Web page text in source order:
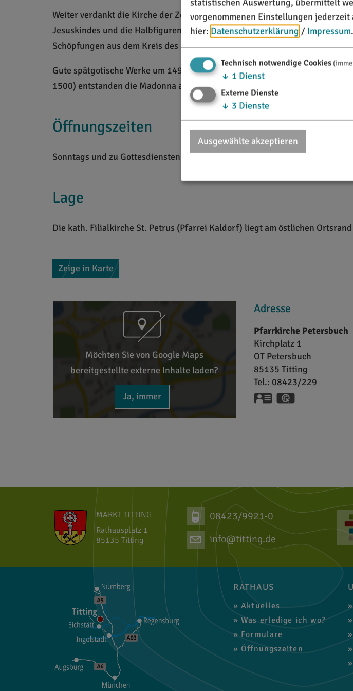
Weiter verdankt die Kirche der Zeit um 1700 die gut profilierte Kanzel, die
Jesuskindes und die Halbfiguren des Ecce Homo, der Mater dolorosa,
Schöpfungen aus dem Kreis des Eichstätter Bildhauers Christian
Gute spätgotische Werke um 1490 sind die Holzfiguren des hl. Petrus am
1500) entstanden die Madonna am linken Seitenaltar und eine – nur
Öffnungszeiten
Sonntags und zu Gottesdiensten geöffnet. Schlüssel über's Pfarramt Titting
Lage
Die kath. Filialkirche St. Petrus (Pfarrei Kaldorf) liegt am östlichen
Zeige in Karte
Möchten Sie von Google Maps
bereitgestellte externe Inhalte laden?
Ja, immer
Adresse
Pfarrkirche Petersbuch
Kirchplatz 1
OT Petersbuch
85135 Titting
Tel.: 08423/229
vCard
MARKT TITTING
Rathausplatz 1
85135 Titting
08423/9921-0
info@titting.de
RATHAUS
Aktuelles
Was erledige ich wo?
Formulare
Öffnungszeiten
vorgenommenen Einstellungen jederzeit
hier: Datenschutzerklärung / Impressum.
Technisch notwendige Cookies
↓ 1 Dienst
Externe Dienste
↓ 3 Dienste
Ausgewählte akzeptieren